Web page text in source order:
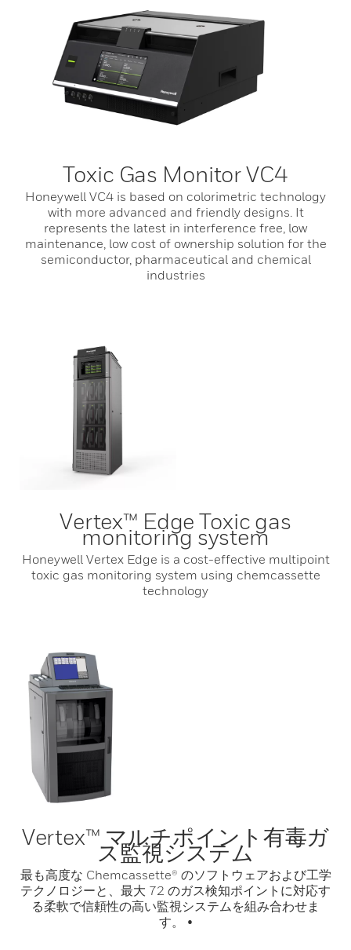
Toxic Gas Monitor VC4
Honeywell VC4 is based on colorimetric technology
with more advanced and friendly designs. It
represents the latest in interference free, low
maintenance, low cost of ownership solution for the
semiconductor, pharmaceutical and chemical
industries
Vertex™ Edge Toxic gas
monitoring system
Honeywell Vertex Edge is a cost-effective multipoint
toxic gas monitoring system using chemcassette
technology
Vertex™ マルチポイント有毒ガ
ス監視システム
最も高度な Chemcassette® のソフトウェアおよび工学
テクノロジーと、最大 72 のガス検知ポイントに対応す
る柔軟で信頼性の高い監視システムを組み合わせま
す。 •